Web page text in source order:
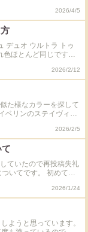
2026/4/5
デュオ ウルトラ トゥ
方だ
2026/2/12
た様なカラーを探して
ベリンのステイヴィニ
2026/2/5
ていたので再投稿失礼
できたのですが、2~3
や塊も見られ、唇への
、グロスを重ねても
ットな質感のリップ
でしょうか… そうで
えてください。 初め
2026/1/24
ようと思っています。